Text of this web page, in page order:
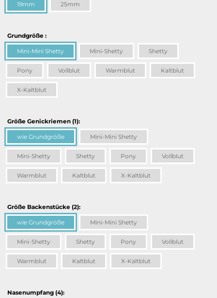
19mm 25mm
Grundgröße :
Mini-Mini Shetty Mini-Shetty Shetty
Pony Vollblut Warmblut Kaltblut
X-Kaltblut
Größe Genickriemen (1):
wie Grundgröße Mini-Mini Shetty
Mini-Shetty Shetty Pony Vollblut
Warmblut Kaltblut X-Kaltblut
Größe Backenstücke (2):
wie Grundgröße Mini-Mini Shetty
Mini-Shetty Shetty Pony Vollblut
Warmblut Kaltblut X-Kaltblut
Nasenumpfang (4):